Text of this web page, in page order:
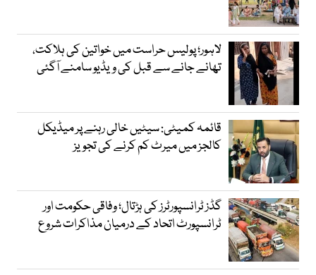
لاہور؛ پولیس حراست میں خواتین کی ہلاکت،
تھانے جانے سے قبل کی ویڈیو سامنے آگئی
قائمہ کمیٹی: سیٹیں خالی رہنے پر میڈیکل
کالجز میں میرٹ کم کرنے کی تجویز
گڈز ٹرانسپورٹرز کی ہڑتال؛ وفاقی حکومت اور
ٹرانسپورٹ اتحاد کے درمیان مذاکرات شروع